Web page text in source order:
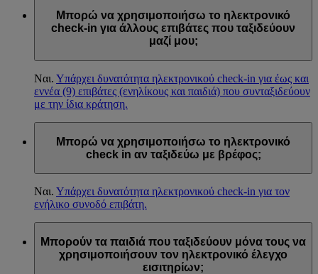
Μπορώ να χρησιμοποιήσω το ηλεκτρονικό
check-in για άλλους επιβάτες που ταξιδεύουν
μαζί μου;
Ναι. Υπάρχει δυνατότητα ηλεκτρονικού check-in για έως και
εννέα (9) επιβάτες (ενηλίκους και παιδιά) που συνταξιδεύουν
με την ίδια κράτηση.
Μπορώ να χρησιμοποιήσω το ηλεκτρονικό
check in αν ταξιδεύω με βρέφος;
Ναι. Υπάρχει δυνατότητα ηλεκτρονικού check-in για τον
ενήλικο συνοδό επιβάτη.
Μπορούν τα παιδιά που ταξιδεύουν μόνα τους να
χρησιμοποιήσουν τον ηλεκτρονικό έλεγχο
εισιτηρίων;